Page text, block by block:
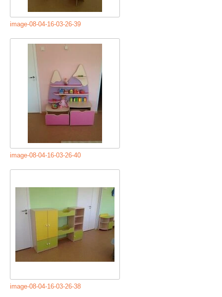
image-08-04-16-03-26-39
image-08-04-16-03-26-40
image-08-04-16-03-26-38